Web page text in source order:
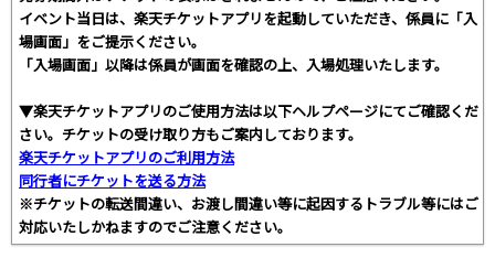
イベント当日は、楽天チケットアプリを起動していただき、係員に「入
場画面」をご提示ください。
「入場画面」以降は係員が画面を確認の上、入場処理いたします。
▼楽天チケットアプリのご使用方法は以下ヘルプページにてご確認くだ
さい。チケットの受け取り方もご案内しております。
楽天チケットアプリのご利用方法
同行者にチケットを送る方法
※チケットの転送間違い、お渡し間違い等に起因するトラブル等にはご
対応いたしかねますのでご注意ください。